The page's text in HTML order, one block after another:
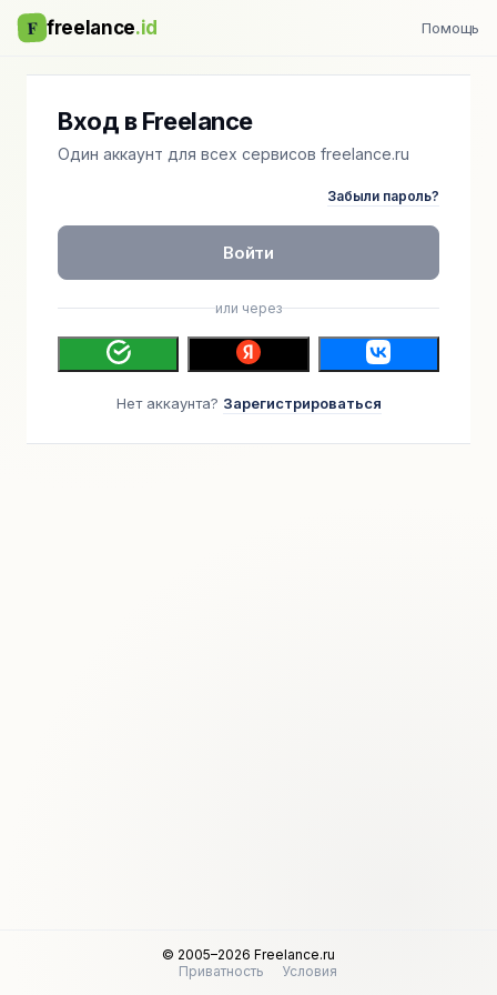
F freelance.id Помощь
Вход в Freelance
Один аккаунт для всех сервисов freelance.ru
Забыли пароль?
Войти
или через
Нет аккаунта? Зарегистрироваться
© 2005–2026 Freelance.ru
Приватность
Условия